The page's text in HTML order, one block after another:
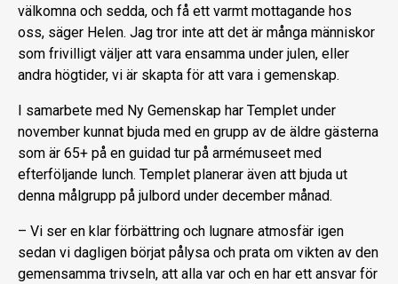
välkomna och sedda, och få ett varmt mottagande hos
oss, säger Helen. Jag tror inte att det är många människor
som frivilligt väljer att vara ensamma under julen, eller
andra högtider, vi är skapta för att vara i gemenskap.
I samarbete med Ny Gemenskap har Templet under
november kunnat bjuda med en grupp av de äldre gästerna
som är 65+ på en guidad tur på armémuseet med
efterföljande lunch. Templet planerar även att bjuda ut
denna målgrupp på julbord under december månad.
– Vi ser en klar förbättring och lugnare atmosfär igen
sedan vi dagligen börjat pålysa och prata om vikten av den
gemensamma trivseln, att alla var och en har ett ansvar för